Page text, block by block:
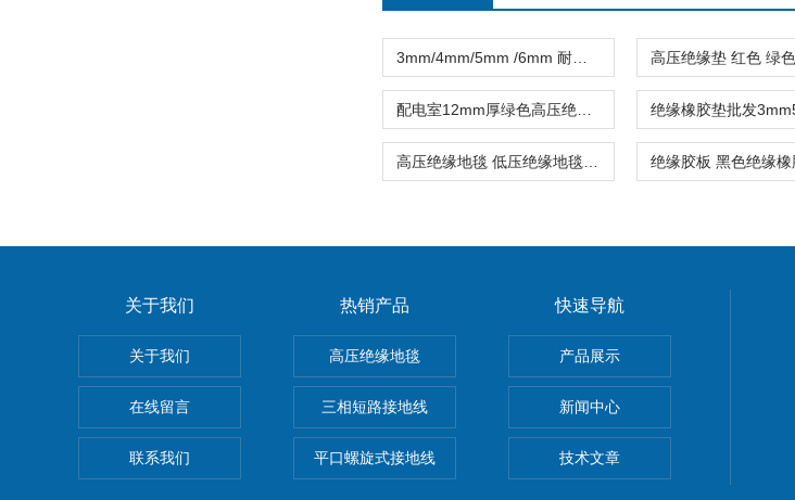
关于我们
关于我们
在线留言
联系我们
热销产品
高压绝缘地毯
三相短路接地线
平口螺旋式接地线
快速导航
产品展示
新闻中心
技术文章